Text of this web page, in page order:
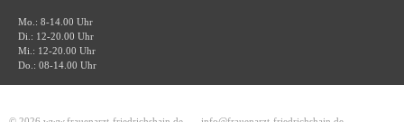
Mo.: 8-14.00 Uhr
Di.: 12-20.00 Uhr
Mi.: 12-20.00 Uhr
Do.: 08-14.00 Uhr